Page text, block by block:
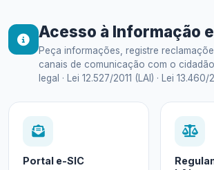
Acesso à Informação
Peça informações, registre
canais de comunicação com o
legal · Lei 12.527/2011 (LAI) · Lei 13.460/
Portal e-SIC